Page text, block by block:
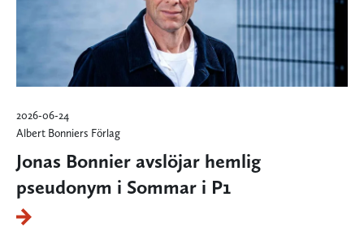
2026-06-24
Albert Bonniers Förlag
Jonas Bonnier avslöjar hemlig
pseudonym i Sommar i P1